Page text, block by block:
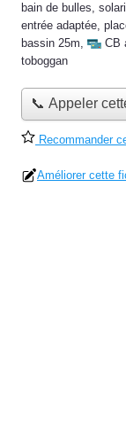
bain de bulles,
entrée adaptée,
bassin 25m, CB
toboggan
📞 Appeler
Recommander
Améliorer cette